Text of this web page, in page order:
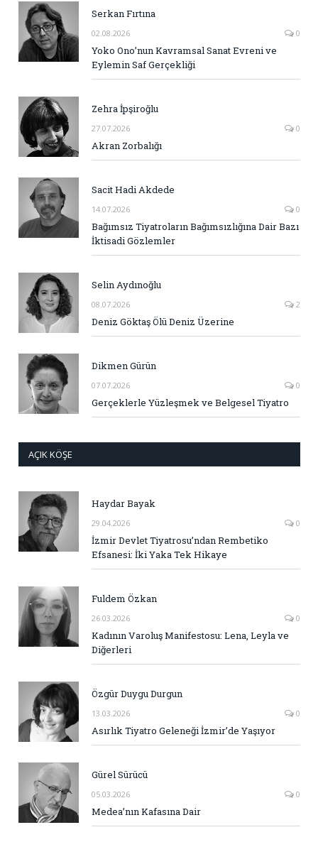
Serkan Fırtına
02.08.2026 0
Yoko Ono’nun Kavramsal Sanat Evreni ve
Eylemin Saf Gerçekliği
Zehra İpşiroğlu
27.07.2026 0
Akran Zorbalığı
Sacit Hadi Akdede
14.07.2026 0
Bağımsız Tiyatroların Bağımsızlığına Dair Bazı
İktisadi Gözlemler
Selin Aydınoğlu
08.07.2026 2
Deniz Göktaş Ölü Deniz Üzerine
Dikmen Gürün
07.07.2026 0
Gerçeklerle Yüzleşmek ve Belgesel Tiyatro
AÇIK KÖŞE
Haydar Bayak
29.04.2026 0
İzmir Devlet Tiyatrosu’ndan Rembetiko
Efsanesi: İki Yaka Tek Hikaye
Fuldem Özkan
26.03.2026 0
Kadının Varoluş Manifestosu: Lena, Leyla ve
Diğerleri
Özgür Duygu Durgun
13.03.2026 0
Asırlık Tiyatro Geleneği İzmir’de Yaşıyor
Gürel Sürücü
05.03.2026 0
Medea’nın Kafasına Dair